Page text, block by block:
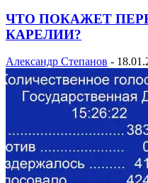
ЧТО ПОКАЖЕТ
КАРЕЛИИ?
Александр Степанов -